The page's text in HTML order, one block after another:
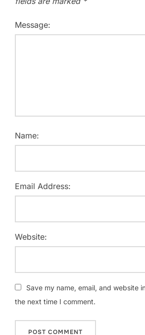
Message:
Name:
Email Address:
Website:
Save my name, email, and website
the next time I comment.